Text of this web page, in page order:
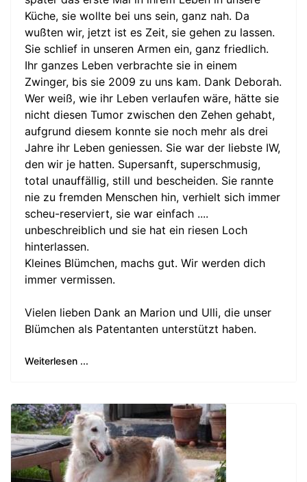
Küche, sie wollte bei uns sein, ganz nah. Da
wußten wir, jetzt ist es Zeit, sie gehen zu lassen.
Sie schlief in unseren Armen ein, ganz friedlich.
Ihr ganzes Leben verbrachte sie in einem
Zwinger, bis sie 2009 zu uns kam. Dank Deborah.
Wer weiß, wie ihr Leben verlaufen wäre, hätte sie
nicht diesen Tumor zwischen den Zehen gehabt,
aufgrund diesem konnte sie noch mehr als drei
Jahre ihr Leben geniessen. Sie war der liebste IW,
den wir je hatten. Supersanft, superschmusig,
total unauffällig, still und bescheiden. Sie rannte
nie zu fremden Menschen hin, verhielt sich immer
scheu-reserviert, sie war einfach ....
unbeschreiblich und sie hat ein riesen Loch
hinterlassen.
Kleines Blümchen, machs gut. Wir werden dich
immer vermissen.
Vielen lieben Dank an Marion und Ulli, die unser
Blümchen als Patentanten unterstützt haben.
Weiterlesen ...